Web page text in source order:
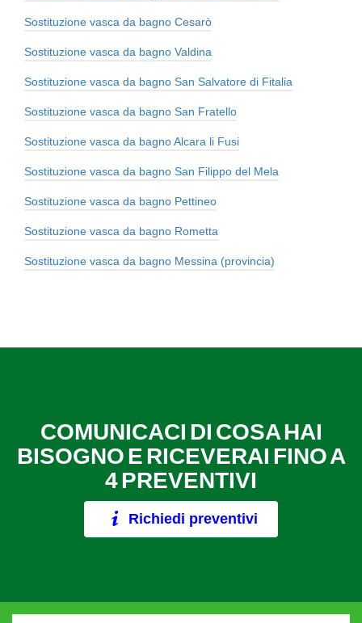
Sostituzione vasca da bagno Cesarò
Sostituzione vasca da bagno Valdina
Sostituzione vasca da bagno San Salvatore di Fitalia
Sostituzione vasca da bagno San Fratello
Sostituzione vasca da bagno Alcara li Fusi
Sostituzione vasca da bagno San Filippo del Mela
Sostituzione vasca da bagno Pettineo
Sostituzione vasca da bagno Rometta
Sostituzione vasca da bagno Messina (provincia)
COMUNICACI DI COSA HAI
BISOGNO E RICEVERAI FINO A
4 PREVENTIVI
Richiedi preventivi